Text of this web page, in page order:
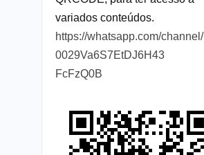
variados conteúdos.
https://whatsapp.com/channel/
0029Va6S7EtDJ6H43
FcFzQ0B